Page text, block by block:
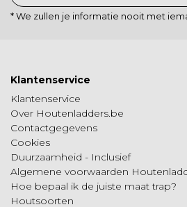
* We zullen je informatie nooit met
Klantenservice
Klantenservice
Over Houtenladders.be
Contactgegevens
Cookies
Duurzaamheid - Inclusief
Algemene voorwaarden
Hoe bepaal ik de juiste maat trap?
Houtsoorten